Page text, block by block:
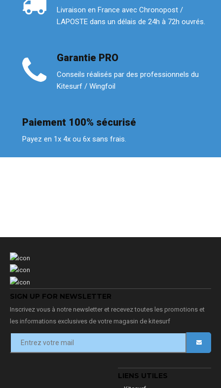
Livraison en France avec Chronopost /
LAPOSTE dans un délais de 24h à 72h ouvrés.
Garantie PRO
Conseils réalisés par des professionnels du
Kitesurf / Wingfoil
Paiement 100% sécurisé
Payez en 1x 4x ou 6x sans frais.
SIGN UP FOR NEWSLETTER
Inscrivez vous à notre newsletter et recevez toutes les promotions et
les informations exclusives de votre magasin de kitesurf
LIENS UTILES